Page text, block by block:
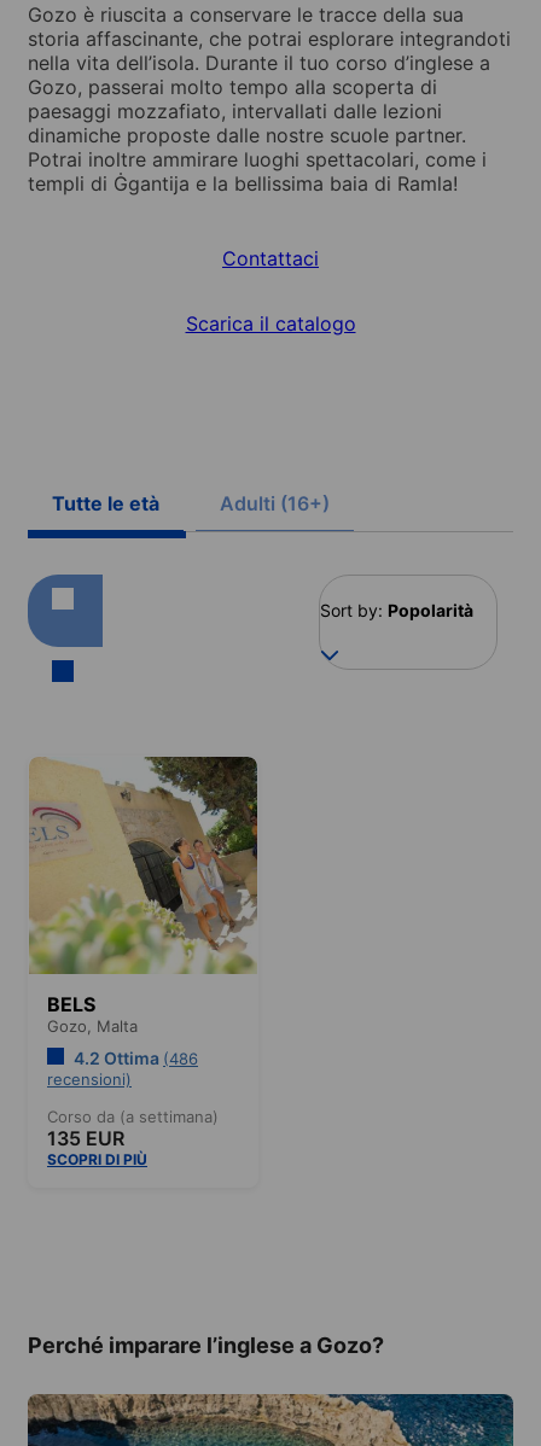
Gozo è riuscita a conservare le tracce della sua
storia affascinante, che potrai esplorare integrandoti
nella vita dell’isola. Durante il tuo corso d’inglese a
Gozo, passerai molto tempo alla scoperta di
paesaggi mozzafiato, intervallati dalle lezioni
dinamiche proposte dalle nostre scuole partner.
Potrai inoltre ammirare luoghi spettacolari, come i
templi di Ġgantija e la bellissima baia di Ramla!
Contattaci
Scarica il catalogo
Tutte le età Adulti (16+)
Sort by: Popolarità
BELS
Gozo, Malta
4.2 Ottima (486
recensioni)
Corso da (a settimana)
135 EUR
SCOPRI DI PIÙ
Perché imparare l’inglese a Gozo?